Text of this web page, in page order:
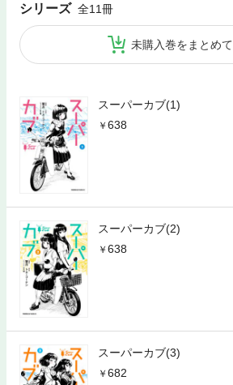
シリーズ 全11冊
未購入巻をまとめ
スーパーカブ(1)
638
スーパーカブ(2)
638
スーパーカブ(3)
682